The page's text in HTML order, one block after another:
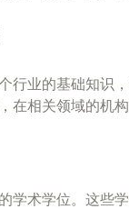
行业的基础知识
在相关领域的机构
学术学位。这些